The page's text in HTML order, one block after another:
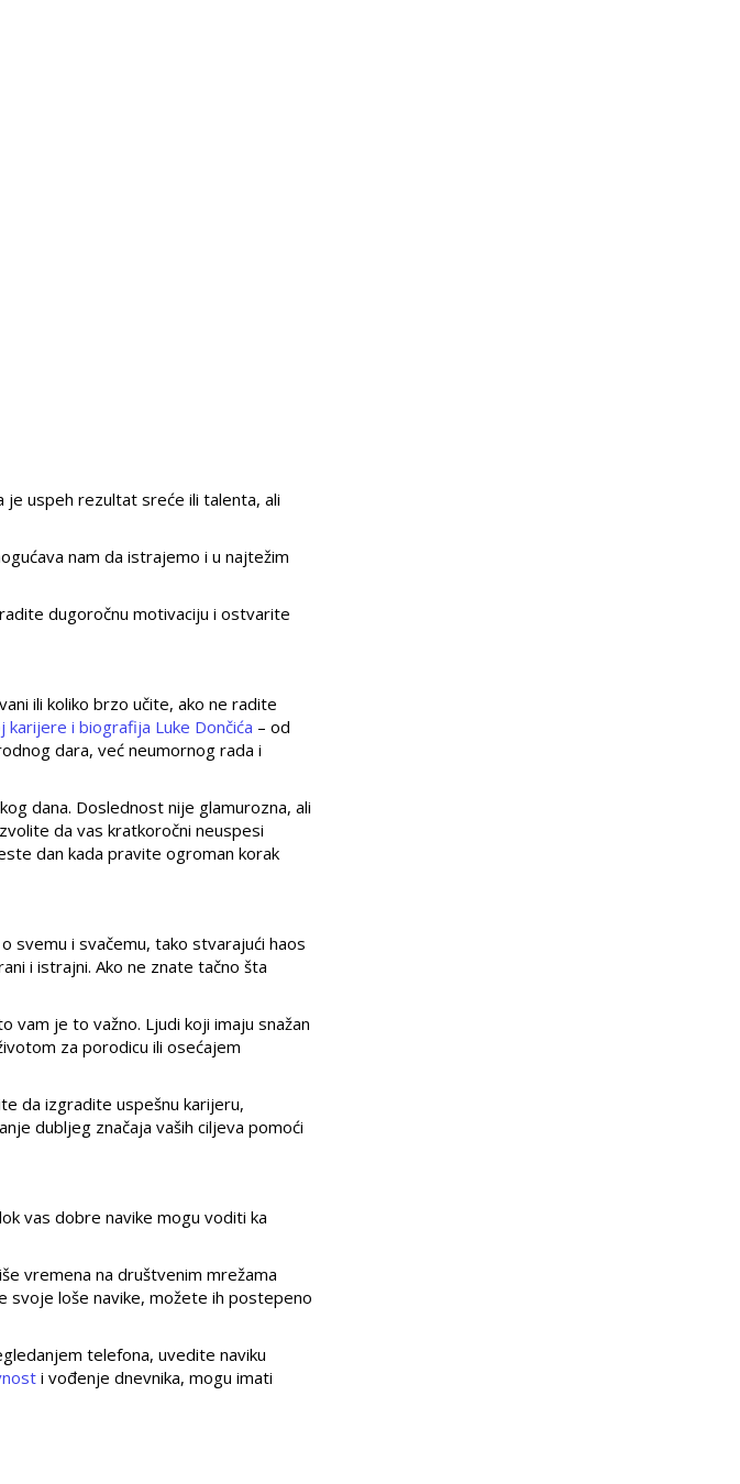
je uspeh rezultat sreće ili talenta, ali
nam da istrajemo i u najtežim
dugoročnu motivaciju i ostvarite
ili koliko brzo učite, ako ne radite
karijere i biografija Luke Dončića – od
dara, već neumornog rada i
dana. Doslednost nije glamurozna, ali
da vas kratkoročni neuspesi
dan kada pravite ogroman korak
o svemu i svačemu, tako stvarajući haos
i istrajni. Ako ne znate tačno šta
je to važno. Ljudi koji imaju snažan
za porodicu ili osećajem
da izgradite uspešnu karijeru,
dubljeg značaja vaših ciljeva pomoći
vas dobre navike mogu voditi ka
vremena na društvenim mrežama
svoje loše navike, možete ih postepeno
telefona, uvedite naviku
i vođenje dnevnika, mogu imati